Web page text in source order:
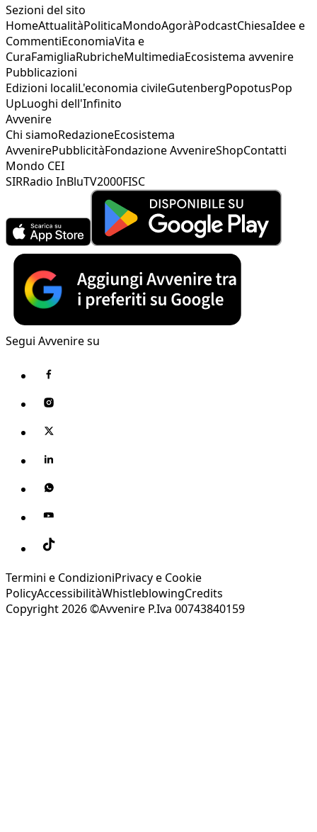
Sezioni del sito
HomeAttualitàPoliticaMondoAgoràPodcastChiesaIdee e
CommentiEconomiaVita e
CuraFamigliaRubricheMultimediaEcosistema avvenire
Pubblicazioni
Edizioni localiL'economia civileGutenbergPopotusPop
UpLuoghi dell'Infinito
Avvenire
Chi siamoRedazioneEcosistema
AvvenirePubblicitàFondazione AvvenireShopContatti
Mondo CEI
SIRRadio InBluTV2000FISC
Segui Avvenire su
Termini e CondizioniPrivacy e Cookie
PolicyAccessibilitàWhistleblowingCredits
Copyright 2026 ©Avvenire P.Iva 00743840159